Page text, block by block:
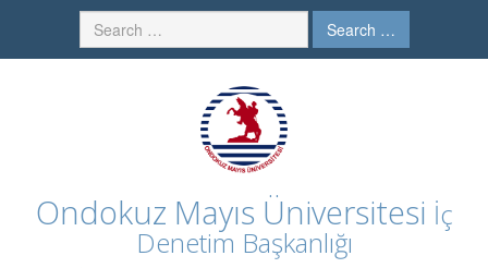
Search …
Ondokuz Mayıs Üniversitesi İç
Denetim Başkanlığı